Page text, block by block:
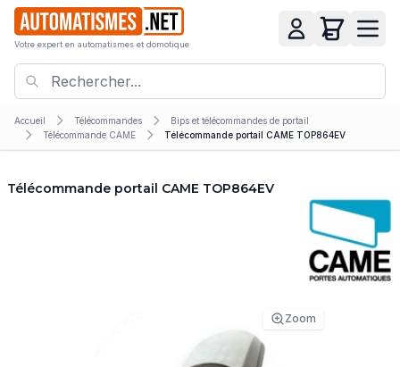
Votre expert en automatismes et domotique
Accueil Télécommandes
Bips et télécommandes de portail
Télécommande CAME
Télécommande portail CAME TOP864EV
Télécommande portail CAME TOP864EV
Zoom